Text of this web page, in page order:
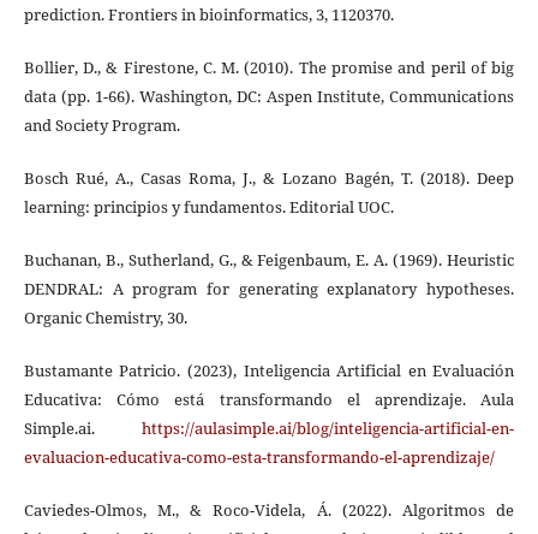
prediction. Frontiers in bioinformatics, 3, 1120370.
Bollier, D., & Firestone, C. M. (2010). The promise and peril of big
data (pp. 1-66). Washington, DC: Aspen Institute, Communications
and Society Program.
Bosch Rué, A., Casas Roma, J., & Lozano Bagén, T. (2018). Deep
learning: principios y fundamentos. Editorial UOC.
Buchanan, B., Sutherland, G., & Feigenbaum, E. A. (1969). Heuristic
DENDRAL: A program for generating explanatory hypotheses.
Organic Chemistry, 30.
Bustamante Patricio. (2023), Inteligencia Artificial en Evaluación
Educativa: Cómo está transformando el aprendizaje. Aula
Simple.ai.https://aulasimple.ai/blog/inteligencia-artificial-en-
evaluacion-educativa-como-esta-transformando-el-aprendizaje/
Caviedes-Olmos, M., & Roco-Videla, Á. (2022). Algoritmos de